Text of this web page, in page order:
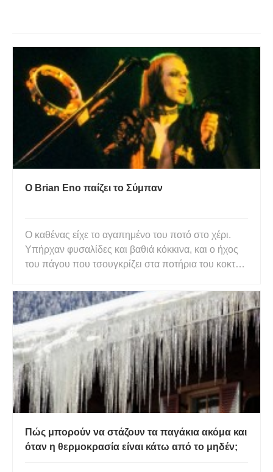
Ο Brian Eno παίζει το Σύμπαν
Ο καθένας είχε το αγαπημένο του ποτό στο χέρι.
Υπήρχαν φυσαλίδες και βαθιά κόκκινα, και ο ήχος
του πάγου που τσουγκρίζει στα ποτήρια του κοκτέιλ
φλυαρίας. Στο δωμάτιο κοσμούσαν γυναίκες με
μακριά μαλλιά και άντρες ντυμένοι με μαύρα
κοστούμια, με χρυσά π
Πώς μπορούν να στάζουν τα παγάκια ακόμα και
όταν η θερμοκρασία είναι κάτω από το μηδέν;